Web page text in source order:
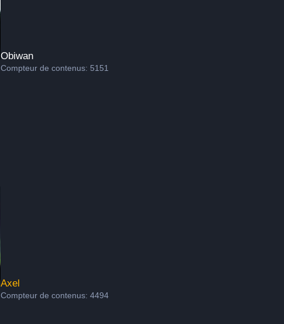
Obiwan
Compteur de contenus: 5151
Axel
Compteur de contenus: 4494